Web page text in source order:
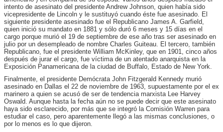
intento de asesinato del presidente Andrew Johnson, quien había sido
vicepresidente de Lincoln y le sustituyó cuando éste fue asesinado. El
siguiente presidente asesinado fue el Republicano James A. Garfield,
quien inició su mandato en 1881 y sólo duró 6 meses y 15 días en el
cargo porque murió el 19 de septiembre de ese año tras ser asesinado en
julio por un desempleado de nombre Charles Guiteau. El tercero, también
Republicano, fue el presidente William McKinley, que en 1901, cinco años
después de jurar el cargo, fue víctima de un atentado anarquista en la
Exposición Panamericana de la ciudad de Buffalo, Estado de New York.
Finalmente, el presidente Demócrata John Fitzgerald Kennedy murió
asesinado en Dallas el 22 de noviembre de 1963, supuestamente por el ex
marinero a quien se acusó de ser de tendencia marxista Lee Harvey
Oswald. Aunque hasta la fecha aún no se puede decir que este asesinato
haya sido esclarecido, por más que se integró la Comisión Warren para
estudiar el caso, pero aparentemente llegó a las mismas conclusiones, o
por lo menos es lo que dijeron.